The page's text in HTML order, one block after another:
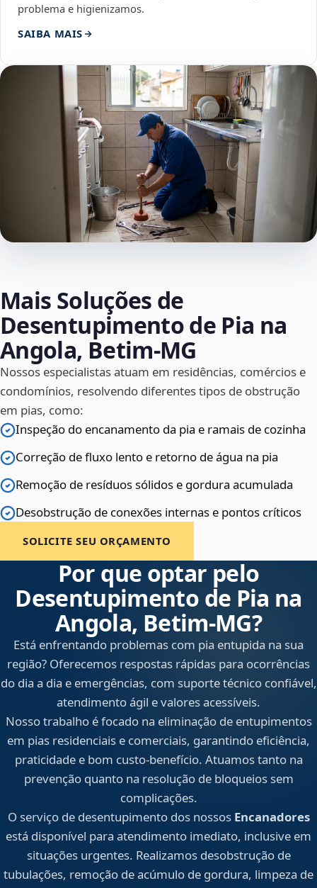
problema e higienizamos.
SAIBA MAIS
Mais Soluções de
Desentupimento de Pia na
Angola, Betim‑MG
Nossos especialistas atuam em residências, comércios e
condomínios, resolvendo diferentes tipos de obstrução
em pias, como:
Inspeção do encanamento da pia e ramais de cozinha
Correção de fluxo lento e retorno de água na pia
Remoção de resíduos sólidos e gordura acumulada
Desobstrução de conexões internas e pontos críticos
SOLICITE SEU ORÇAMENTO
Por que optar pelo
Desentupimento de Pia na
Angola, Betim‑MG?
Está enfrentando problemas com pia entupida na sua
região? Oferecemos respostas rápidas para ocorrências
do dia a dia e emergências, com suporte técnico confiável,
atendimento ágil e valores acessíveis.
Nosso trabalho é focado na eliminação de entupimentos
em pias residenciais e comerciais, garantindo eficiência,
praticidade e bom custo-benefício. Atuamos tanto na
prevenção quanto na resolução de bloqueios sem
complicações.
O serviço de desentupimento dos nossos Encanadores
está disponível para atendimento imediato, inclusive em
situações urgentes. Realizamos desobstrução de
tubulações, remoção de acúmulo de gordura, limpeza de